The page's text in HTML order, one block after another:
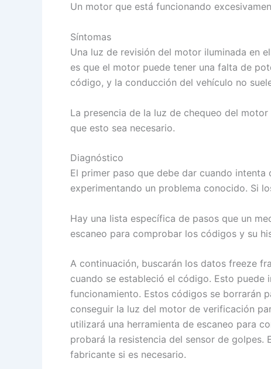
Un motor que está funcionando
Síntomas
Una luz de revisión del motor iluminada en
es que el motor puede tener una falta de
código, y la conducción del vehículo no
La presencia de la luz de chequeo del
que esto sea necesario.
Diagnóstico
El primer paso que debe dar cuando
experimentando un problema conocido. Si
Hay una lista específica de pasos que un
escaneo para comprobar los códigos y su
A continuación, buscarán los datos freeze
cuando se estableció el código. Esto
funcionamiento. Estos códigos se borrarán
conseguir la luz del motor de verificación
utilizará una herramienta de escaneo para
probará la resistencia del sensor de
fabricante si es necesario.